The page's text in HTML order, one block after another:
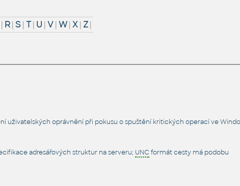
| R| S| T| U | V| W| X| Z|
uživatelských oprávnění při pokusu o spuštění kritických operací ve
adresářových struktur na serveru; UNCformát cesty má podobu